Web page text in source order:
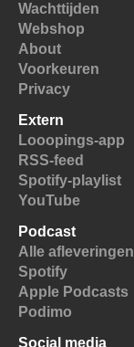
Wachttijden
Webshop
About
Voorkeuren
Privacy
Extern
Looopings-app
RSS-feed
Spotify-playlist
YouTube
Podcast
Alle afleveringen
Spotify
Apple Podcasts
Podimo
Social media